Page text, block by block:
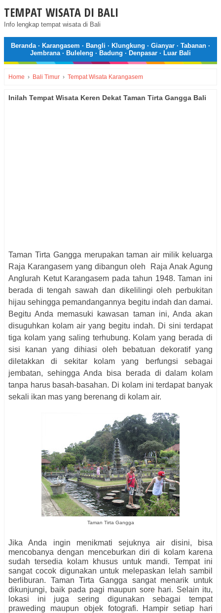
TEMPAT WISATA DI BALI
Info lengkap tempat wisata di Bali
Beranda· Karangasem · Bangli · Klungkung · Gianyar · Tabanan ·
Jembrana· Buleleng · Badung · Denpasar · Luar Bali
Home › Bali Timur › Tempat Wisata Karangasem
Inilah Tempat Wisata Keren Dekat Taman Tirta Gangga Bali
Taman Tirta Gangga merupakan taman air milik keluarga
Raja Karangasem yang dibangun oleh
Raja Anak Agung
Anglurah Ketut Karangasem pada tahun 1948. Taman ini
berada di tengah sawah dan dikelilingi oleh perbukitan
hijau sehingga pemandangannya begitu indah dan damai.
Begitu Anda memasuki kawasan taman ini, Anda akan
disuguhkan kolam air yang begitu indah. Di sini terdapat
tiga kolam yang saling terhubung. Kolam yang berada di
sisi kanan yang dihiasi oleh bebatuan dekoratif yang
diletakkan di sekitar kolam yang berfungsi sebagai
jembatan, sehingga Anda bisa berada di dalam kolam
tanpa harus basah-basahan. Di kolam ini terdapat banyak
sekali ikan mas yang berenang di kolam air.
Taman Tirta Gangga
Jika Anda ingin menikmati sejuknya air disini, bisa
mencobanya dengan menceburkan diri di kolam karena
sudah tersedia kolam khusus untuk mandi. Tempat ini
sangat cocok digunakan untuk melepaskan lelah sambil
berliburan. Taman Tirta Gangga sangat menarik untuk
dikunjungi, baik pada pagi maupun sore hari. Selain itu,
lokasi ini juga sering digunakan sebagai tempat
praweding maupun objek fotografi. Hampir setiap hari